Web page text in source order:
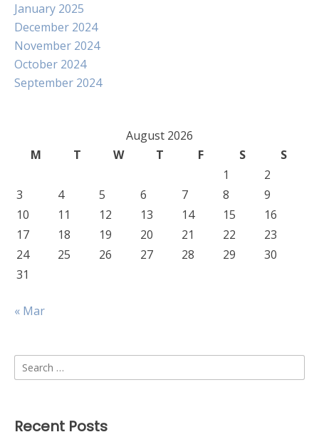
January 2025
December 2024
November 2024
October 2024
September 2024
August 2026
M
T W T F S
S
1
2
3
4 5 6 7 8
9
10
11 12 13 14 15
16
17
18 19 20 21 22
23
24
25 26 27 28 29
30
31
« Mar
Search
for:
Recent Posts